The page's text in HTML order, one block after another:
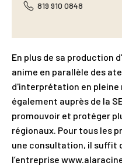
819 910 0848
En plus de sa production
anime en parallèle des
d'interprétation en pleine
également auprès de la
promouvoir et protéger
régionaux. Pour tous les
une consultation, il suffit
l’entreprise